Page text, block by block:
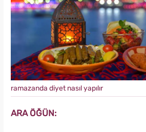
ramazanda diyet nasıl yapılır
ARA ÖĞÜN: